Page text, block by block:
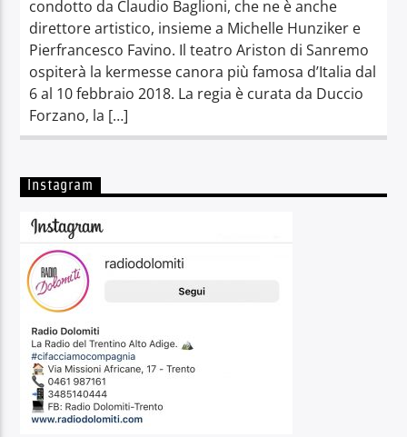
condotto da Claudio Baglioni, che ne è anche
direttore artistico, insieme a Michelle Hunziker e
Pierfrancesco Favino. Il teatro Ariston di Sanremo
ospiterà la kermesse canora più famosa d’Italia dal
6 al 10 febbraio 2018. La regia è curata da Duccio
Forzano, la […]
Instagram